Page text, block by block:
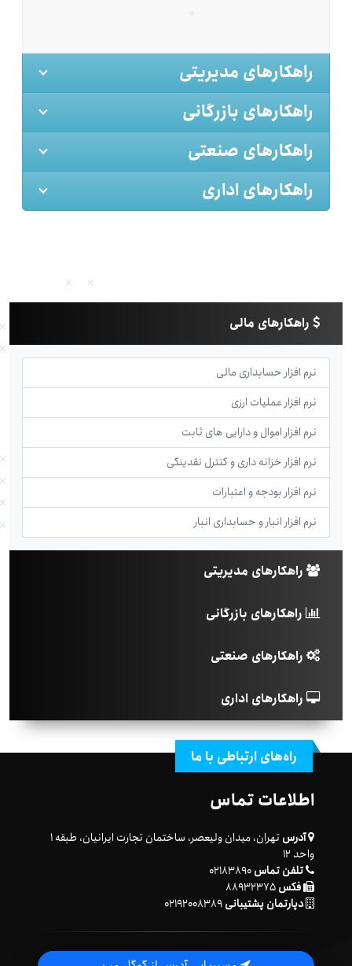
راهکارهای مدیریتی
راهکارهای بازرگانی
راهکارهای صنعتی
راهکارهای اداری
راهکارهای مالی
نرم افزار حسابداری مالی
نرم افزار عملیات ارزی
نرم افزار اموال و دارایی های ثابت
نرم افزار خزانه داری و کنترل نقدینگی
نرم افزار بودجه و اعتبارات
نرم افزار انبار و حسابداری انبار
راهکارهای مدیریتی
راهکارهای بازرگانی
راهکارهای صنعتی
راهکارهای اداری
راه‌های ارتباطی با ما
اطلاعات تماس
آدرس
تهران، میدان ولیعصر، ساختمان تجارت ایرانیان، طبقه ۱
واحد ۱۲
تلفن تماس۰۲۱۸۳۸۹۰
فکس
دپارتمان پشتیبانی۰۲۱۹۲۰۰۸۳۸۹